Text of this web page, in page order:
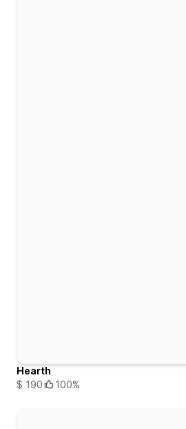
Hearth
$ 190
100%